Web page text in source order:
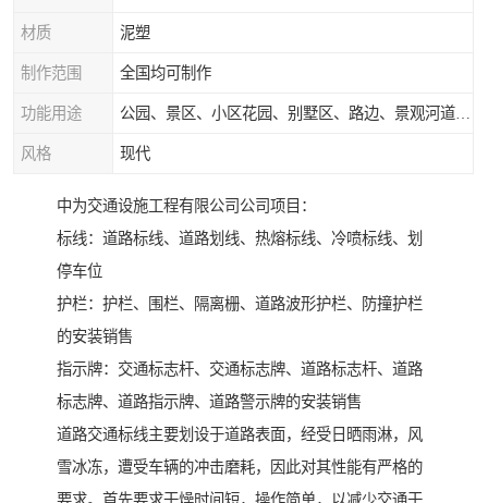
材质 泥塑
制作范围 全国均可制作
功能用途
风格 现代
中为交通设施工程有限公司公司项目：
标线：道路标线、道路划线、热熔标线、冷喷标线、划
停车位
护栏：护栏、围栏、隔离栅、道路波形护栏、防撞护栏
的安装销售
指示牌：交通标志杆、交通标志牌、道路标志杆、道路
标志牌、道路指示牌、道路警示牌的安装销售
道路交通标线主要划设于道路表面，经受日晒雨淋，风
雪冰冻，遭受车辆的冲击磨耗，因此对其性能有严格的